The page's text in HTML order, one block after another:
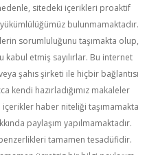
sitedeki içerikleri proaktif
bulunmamaktadır.
sorumluluğunu taşımakta olup,
etmiş sayılırlar. Bu internet
şahıs şirketi ile hiçbir bağlantısı
kendi hazırladığımız makaleler
haber niteliği taşımamakta
paylaşım yapılmamaktadır.
tamamen tesadüfidir.